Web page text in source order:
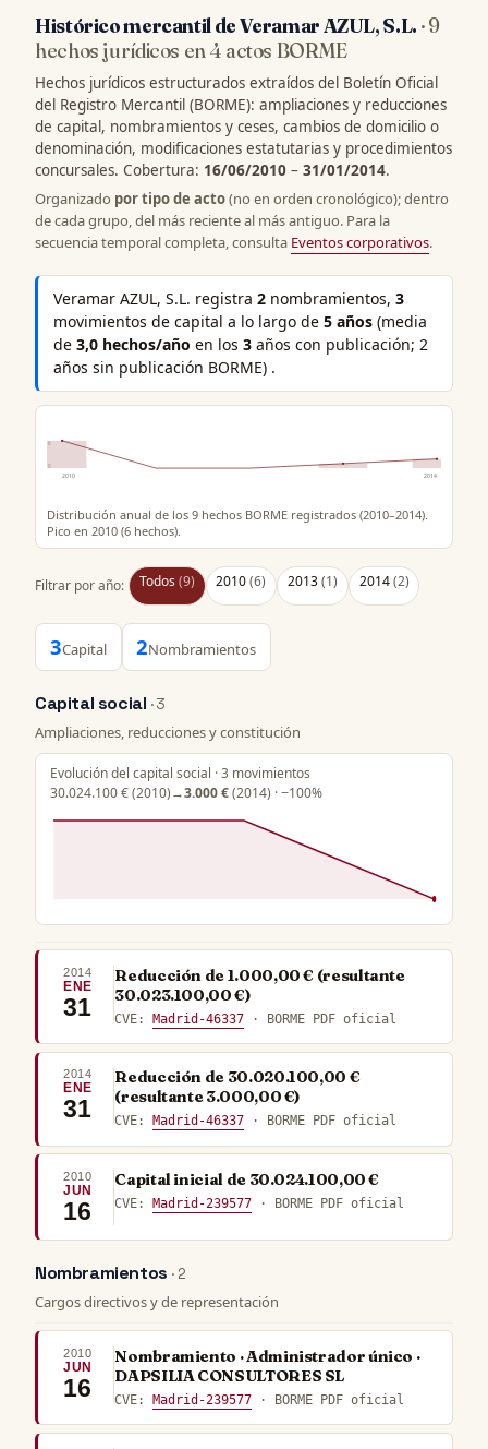
Histórico mercantil de Veramar AZUL, S.L. · 9
hechos jurídicos en 4 actos BORME
Hechos jurídicos estructurados extraídos del Boletín Oficial
del Registro Mercantil (BORME): ampliaciones y reducciones
de capital, nombramientos y ceses, cambios de domicilio o
denominación, modificaciones estatutarias y procedimientos
concursales. Cobertura: 16/06/2010 – 31/01/2014.
Organizado por tipo de acto(no en orden cronológico); dentro
de cada grupo, del más reciente al más antiguo. Para la
secuencia temporal completa, consulta Eventos corporativos.
Veramar AZUL, S.L. registra2 nombramientos,3
movimientos de capital a lo largo de5 años (media
de3,0 hechos/año en los3 años con publicación; 2
años sin publicación BORME) .
6
0
2010
2014
Distribución anual de los 9 hechos BORME registrados (2010–2014).
Pico en 2010 (6 hechos).
Filtrar por año: Todos (9) 2010(6) 2013(1) 2014(2)
3Capital 2Nombramientos
Capital social · 3
Ampliaciones, reducciones y constitución
Evolución del capital social · 3 movimientos
30.024.100 €(2010)→3.000 €(2014) · −100%
2014
ENE
31
Reducción de 1.000,00 € (resultante
30.023.100,00 €)
CVE:Madrid-46337 · BORME PDF oficial
2014
ENE
31
Reducción de 30.020.100,00 €
(resultante 3.000,00 €)
CVE: Madrid-46337 · BORME PDF oficial
2010
JUN
16
Capital inicial de 30.024.100,00 €
CVE:Madrid-239577 · BORME PDF oficial
Nombramientos · 2
Cargos directivos y de representación
2010
JUN
16
Nombramiento · Administrador único ·
DAPSILIA CONSULTORES SL
CVE:Madrid-239577 · BORME PDF oficial